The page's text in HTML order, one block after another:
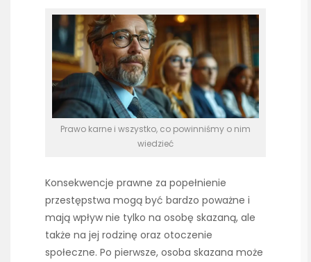
Prawo karne i wszystko, co powinniśmy o nim
wiedzieć
Konsekwencje prawne za popełnienie
przestępstwa mogą być bardzo poważne i
mają wpływ nie tylko na osobę skazaną, ale
także na jej rodzinę oraz otoczenie
społeczne. Po pierwsze, osoba skazana może